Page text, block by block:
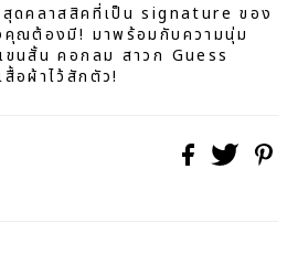
สุดคลาสสิคที่เป็น signature ของ
คุณต้องมี! มาพร้อมกับความนุ่ม
นสั้น คอกลม สาวก Guess
อผ้าไว้สักตัว!